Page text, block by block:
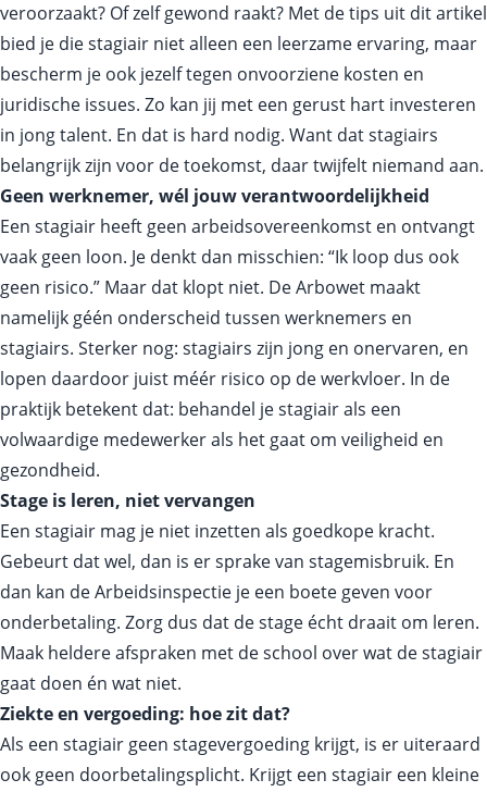
veroorzaakt? Of zelf gewond raakt? Met de tips uit dit artikel
bied je die stagiair niet alleen een leerzame ervaring, maar
bescherm je ook jezelf tegen onvoorziene kosten en
juridische issues. Zo kan jij met een gerust hart investeren
in jong talent. En dat is hard nodig. Want dat stagiairs
belangrijk zijn voor de toekomst, daar twijfelt niemand aan.
Geen werknemer, wél jouw verantwoordelijkheid
Een stagiair heeft geen arbeidsovereenkomst en ontvangt
vaak geen loon. Je denkt dan misschien: “Ik loop dus ook
geen risico.” Maar dat klopt niet. De Arbowet maakt
namelijk géén onderscheid tussen werknemers en
stagiairs. Sterker nog: stagiairs zijn jong en onervaren, en
lopen daardoor juist méér risico op de werkvloer. In de
praktijk betekent dat: behandel je stagiair als een
volwaardige medewerker als het gaat om veiligheid en
gezondheid.
Stage is leren, niet vervangen
Een stagiair mag je niet inzetten als goedkope kracht.
Gebeurt dat wel, dan is er sprake van stagemisbruik. En
dan kan de Arbeidsinspectie je een boete geven voor
onderbetaling. Zorg dus dat de stage écht draait om leren.
Maak heldere afspraken met de school over wat de stagiair
gaat doen én wat niet.
Ziekte en vergoeding: hoe zit dat?
Als een stagiair geen stagevergoeding krijgt, is er uiteraard
ook geen doorbetalingsplicht. Krijgt een stagiair een kleine